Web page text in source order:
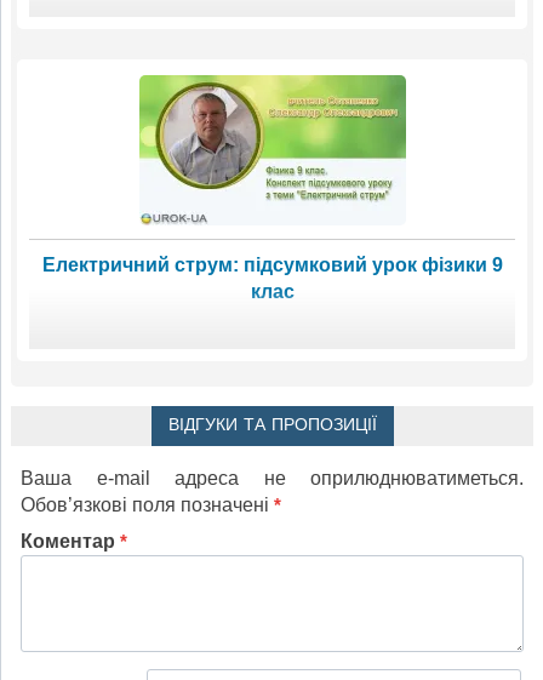
Електричний струм: підсумковий урок фізики 9
клас
ВІДГУКИ ТА ПРОПОЗИЦІЇ
Ваша e-mail адреса не оприлюднюватиметься.
Обов’язкові поля позначені *
Коментар *